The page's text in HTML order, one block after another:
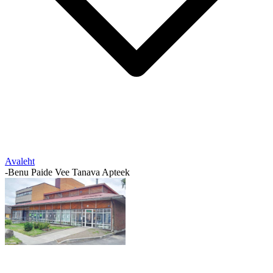
Avaleht
-Benu Paide Vee Tanava Apteek